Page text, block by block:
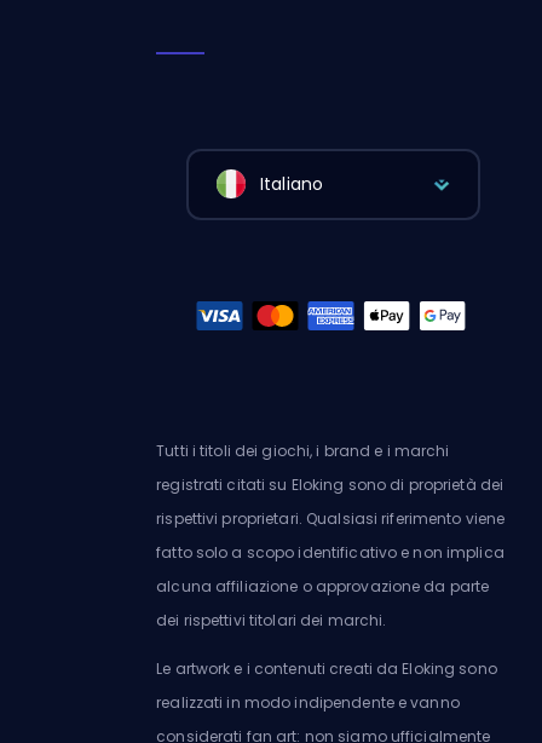
Italiano
Tutti i titoli dei giochi, i brand e i marchi
registrati citati su Eloking sono di proprietà dei
rispettivi proprietari. Qualsiasi riferimento viene
fatto solo a scopo identificativo e non implica
alcuna affiliazione o approvazione da parte
dei rispettivi titolari dei marchi.
Le artwork e i contenuti creati da Eloking sono
realizzati in modo indipendente e vanno
considerati fan art: non siamo ufficialmente